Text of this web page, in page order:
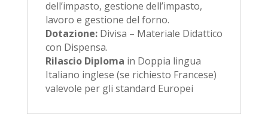
dell’impasto, gestione dell’impasto,
lavoro e gestione del forno.
Dotazione:Divisa – Materiale Didattico
con Dispensa.
Rilascio Diploma in Doppia lingua
Italiano inglese (se richiesto Francese)
valevole per gli standard Europei